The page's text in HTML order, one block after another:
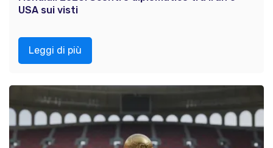
USA sui visti
Leggi di più